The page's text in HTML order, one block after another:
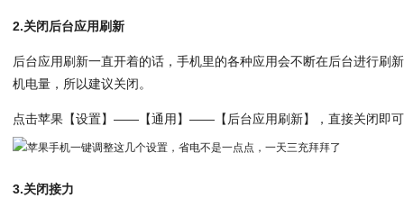
2.关闭后台应用刷新
后台应用刷新一直开着的话，手机里的各种应用会不断在后台进行刷
机电量，所以建议关闭。
点击苹果【设置】——【通用】——【后台应用刷新】，直接关闭即
3.关闭接力